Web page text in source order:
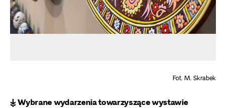
Fot. M. Skrabek
↡ Wybrane wydarzenia towarzyszące wystawie